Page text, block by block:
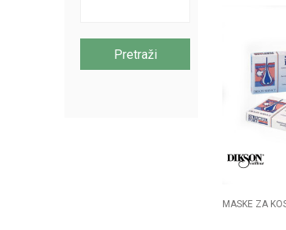
Pretraži
MASKE ZA